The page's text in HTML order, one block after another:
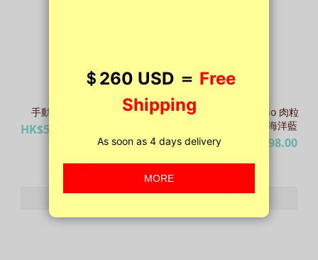
手動飛機杯福袋 (高配版)
HK$558.00 ~ HK$766.00
HK$1,500.00
TENGA Flip orb Pastaio 肉粒
摩擦飛機杯 - 落日橙 / 海洋藍
HK$638.00 ~ HK$898.00